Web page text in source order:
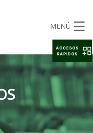
MENÚ
ACCESOS
RAPIDOS